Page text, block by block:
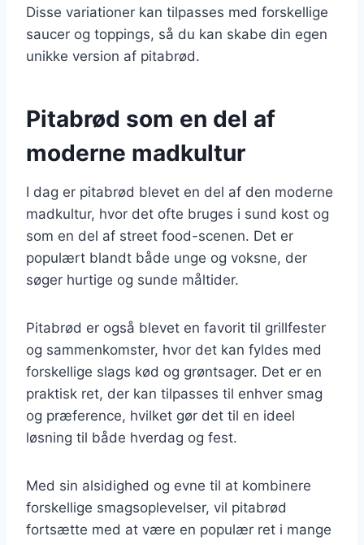
Disse variationer kan tilpasses med forskellige
saucer og toppings, så du kan skabe din egen
unikke version af pitabrød.
Pitabrød som en del af
moderne madkultur
I dag er pitabrød blevet en del af den moderne
madkultur, hvor det ofte bruges i sund kost og
som en del af street food-scenen. Det er
populært blandt både unge og voksne, der
søger hurtige og sunde måltider.
Pitabrød er også blevet en favorit til grillfester
og sammenkomster, hvor det kan fyldes med
forskellige slags kød og grøntsager. Det er en
praktisk ret, der kan tilpasses til enhver smag
og præference, hvilket gør det til en ideel
løsning til både hverdag og fest.
Med sin alsidighed og evne til at kombinere
forskellige smagsoplevelser, vil pitabrød
fortsætte med at være en populær ret i mange